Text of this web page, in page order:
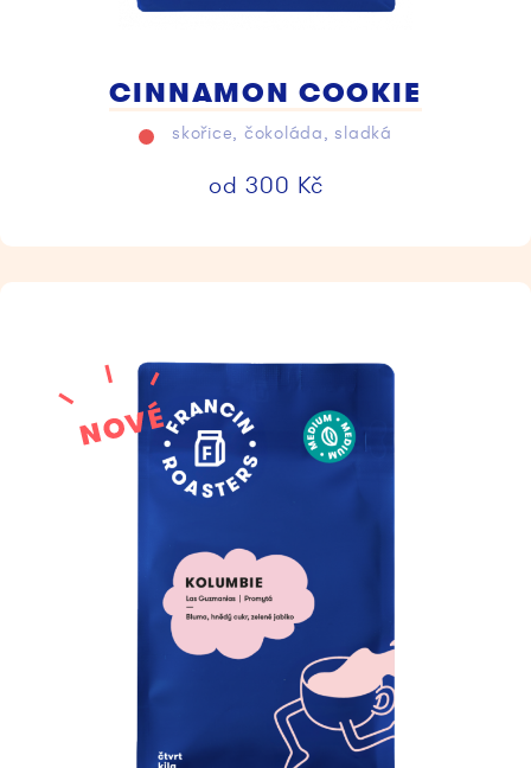
CINNAMON COOKIE
skořice, čokoláda, sladká
od 300 Kč